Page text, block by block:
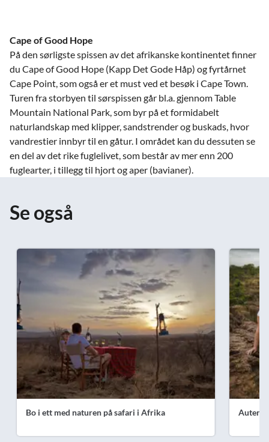
Cape of Good Hope
På den sørligste spissen av det afrikanske kontinentet finner
du Cape of Good Hope (Kapp Det Gode Håp) og fyrtårnet
Cape Point, som også er et must ved et besøk i Cape Town.
Turen fra storbyen til sørspissen går bl.a. gjennom Table
Mountain National Park, som byr på et formidabelt
naturlandskap med klipper, sandstrender og buskads, hvor
vandrestier innbyr til en gåtur. I området kan du dessuten se
en del av det rike fuglelivet, som består av mer enn 200
fuglearter, i tillegg til hjort og aper (bavianer).
Se også
Bo i ett med naturen på safari i Afrika